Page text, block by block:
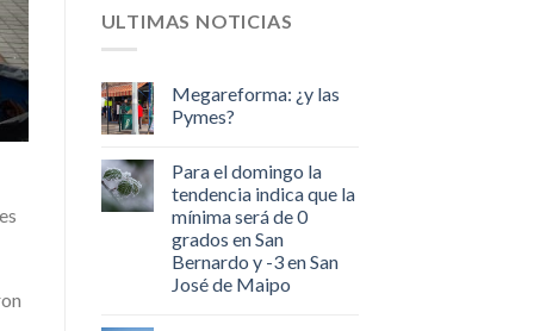
ULTIMAS NOTICIAS
Megareforma: ¿y las
Pymes?
Para el domingo la
tendencia indica que la
mínima será de 0
grados en San
Bernardo y -3 en San
José de Maipo